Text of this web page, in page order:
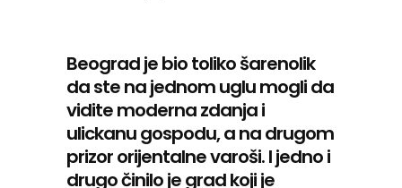
Beograd je bio toliko šarenolik
da ste na jednom uglu mogli da
vidite moderna zdanja i
ulickanu gospodu, a na drugom
prizor orijentalne varoši. I jedno i
drugo činilo je grad koji je